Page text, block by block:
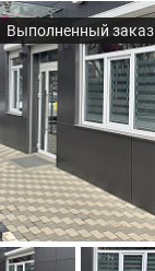
Выполненный заказ